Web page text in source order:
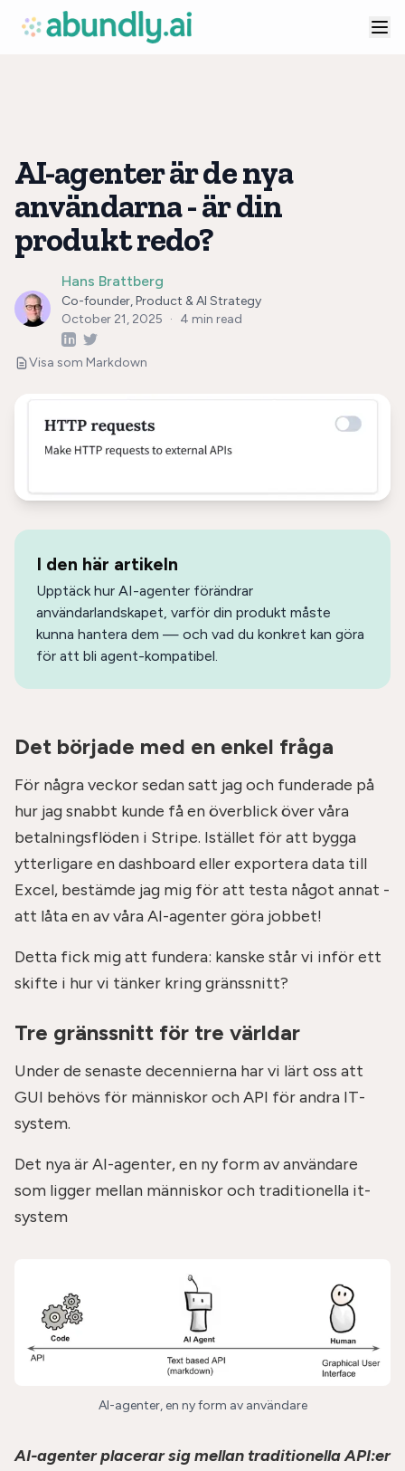
AI-agenter är de nya
användarna - är din
produkt redo?
Hans Brattberg
Co-founder, Product & AI Strategy
October 21, 2025 · 4 min read
Visa som Markdown
I den här artikeln
Upptäck hur AI-agenter förändrar
användarlandskapet, varför din produkt måste
kunna hantera dem — och vad du konkret kan göra
för att bli agent-kompatibel.
Det började med en enkel fråga
För några veckor sedan satt jag och funderade på
hur jag snabbt kunde få en överblick över våra
betalningsflöden i Stripe. Istället för att bygga
ytterligare en dashboard eller exportera data till
Excel, bestämde jag mig för att testa något annat -
att låta en av våra AI-agenter göra jobbet!
Detta fick mig att fundera: kanske står vi inför ett
skifte i hur vi tänker kring gränssnitt?
Tre gränssnitt för tre världar
Under de senaste decennierna har vi lärt oss att
GUI behövs för människor och API för andra IT-
system.
Det nya är AI-agenter, en ny form av användare
som ligger mellan människor och traditionella it-
system
AI-agenter, en ny form av användare
AI-agenter placerar sig mellan traditionella API:er